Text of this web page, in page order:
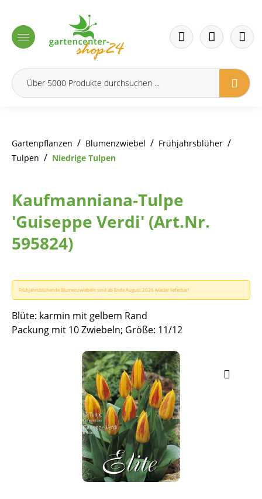
Gartenpflanzen / Blumenzwiebel / Frühjahrsblüher /
Tulpen / Niedrige Tulpen
Kaufmanniana-Tulpe
'Guiseppe Verdi' (Art.Nr.
595824)
Frühjahrsblühende Blumenzwiebeln sind ab Ende August 2026 wieder lieferbar!
Blüte: karmin mit gelbem Rand
Packung mit 10 Zwiebeln; Größe: 11/12